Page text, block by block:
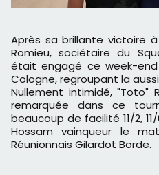
Après sa brillante victoire à Riccione en Italie, Antonin
Romieu, sociétaire du
était engagé ce week-
Cologne, regroupant la
Nullement intimidé,
remarquée dans ce
beaucoup de facilité 11/2,
Hossam vainqueur le
Réunionnais Gilardot Borde.